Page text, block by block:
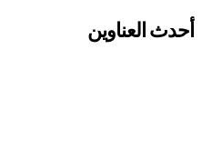
أحدث العناوين